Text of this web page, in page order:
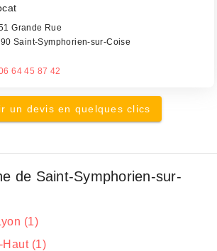
Grande Rue
Saint-Symphorien-sur-Coise
64 45 87 42
un devis en quelques clics
de Saint-Symphorien-sur-
(1)
Haut (1)